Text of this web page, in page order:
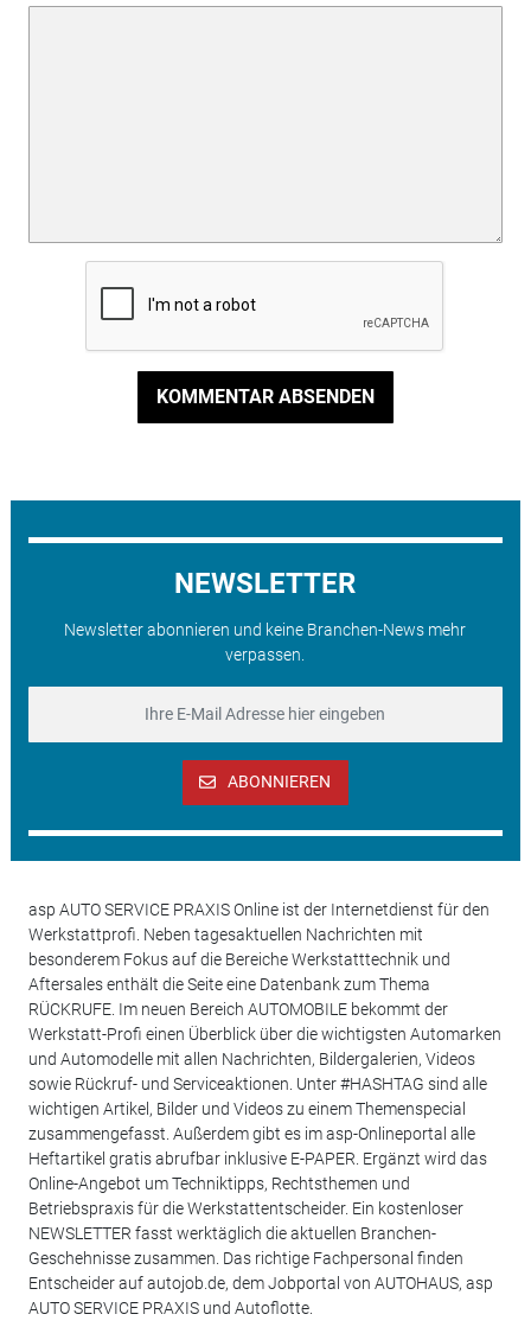
KOMMENTAR ABSENDEN
NEWSLETTER
Newsletter abonnieren und keine Branchen-News mehr
verpassen.
ABONNIEREN
asp AUTO SERVICE PRAXIS Online ist der Internetdienst für den
Werkstattprofi. Neben tagesaktuellen Nachrichten mit
besonderem Fokus auf die Bereiche Werkstatttechnik und
Aftersales enthält die Seite eine Datenbank zum Thema
RÜCKRUFE. Im neuen Bereich AUTOMOBILE bekommt der
Werkstatt-Profi einen Überblick über die wichtigsten Automarken
und Automodelle mit allen Nachrichten, Bildergalerien, Videos
sowie Rückruf- und Serviceaktionen. Unter #HASHTAG sind alle
wichtigen Artikel, Bilder und Videos zu einem Themenspecial
zusammengefasst. Außerdem gibt es im asp-Onlineportal alle
Heftartikel gratis abrufbar inklusive E-PAPER. Ergänzt wird das
Online-Angebot um Techniktipps, Rechtsthemen und
Betriebspraxis für die Werkstattentscheider. Ein kostenloser
NEWSLETTER fasst werktäglich die aktuellen Branchen-
Geschehnisse zusammen. Das richtige Fachpersonal finden
Entscheider auf autojob.de, dem Jobportal von AUTOHAUS, asp
AUTO SERVICE PRAXIS und Autoflotte.